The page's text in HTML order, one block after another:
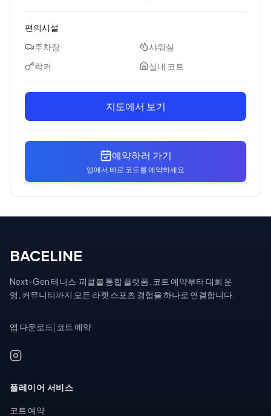
편의시설
주차장
샤워실
락커
실내 코트
지도에서 보기
예약하러 가기
앱에서 바로 코트를 예약하세요
BACELINE
Next-Gen 테니스·피클볼 통합 플랫폼. 코트 예약부터 대회 운
영, 커뮤니티까지 모든 라켓 스포츠 경험을 하나로 연결합니다.
앱 다운로드 코트 예약
플레이어 서비스
코트 예약